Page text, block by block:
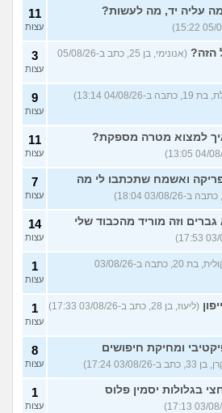
איך
3
עצות
חדשות במדור
עליה יד, מה לעשות? 11
עצות
הזה?
(אנונימי, בן 25, כתב ב-05/08/26
3
עצות
ב-04/08/26 13:14) 9
עצות
למצוא מטרה מספקת? 11
עצות
ואשמח שתכתבו לי מה
7
עצות
וזה מוריד מהכבוד שלי 14
עצות
(קולית, בת 20, כתבה ב-03/08/26
1
עצות
(ליעוז, בן 28, כתב ב-03/08/26 17:33) 1
עצות
ומחיקת חיפושים
08/26 17:24)
8
עצות
בגלולות יסמין פלוס 1
עצות